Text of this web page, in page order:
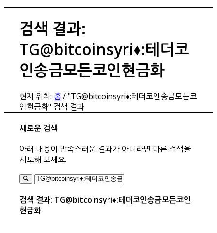
검색 결과:
TG@bitcoinsyri♦:테더코
인송금모든코인현금화
현재 위치: 홈 / "TG@bitcoinsyri♦:테더코인송금모든코
인현금화" 검색 결과
새로운 검색
아래 내용이 만족스러운 결과가 아니라면 다른 검색을
시도해 보세요.
검색 결과: TG@bitcoinsyri♦:테더코인송금모든코인
현금화